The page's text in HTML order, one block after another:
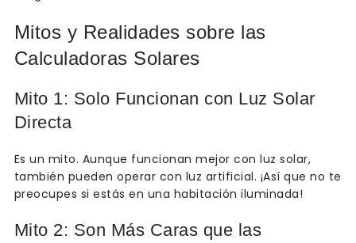
Mitos y Realidades sobre las
Calculadoras Solares
Mito 1: Solo Funcionan con Luz Solar
Directa
Es un mito. Aunque funcionan mejor con luz solar,
también pueden operar con luz artificial. ¡Así que no te
preocupes si estás en una habitación iluminada!
Mito 2: Son Más Caras que las